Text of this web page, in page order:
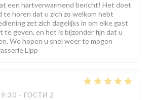
een hartverwarmend bericht! Het doet
te horen dat u zich zo welkom hebt
zet zich dagelijks in om elke gast
te geven, en het is bijzonder fijn dat u
We hopen u snel weer te mogen
Lipp
- ГОСТИ 2